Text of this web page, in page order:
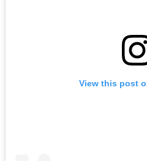
View this post